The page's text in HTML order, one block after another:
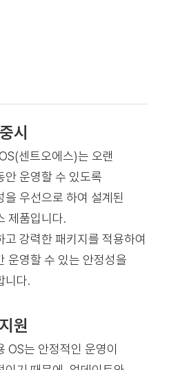
시
센트오에스)는 오랜
안 운영할 수 있도록
을 우선으로 하여 설계된
제품입니다.
고 강력한 패키지를 적용하여
운영할 수 있는 안정성을
니다.
원
OS는 안정적인 운영이